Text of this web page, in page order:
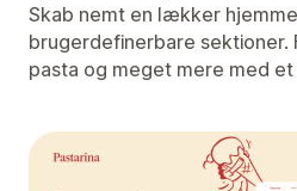
Skab nemt en lækker
brugerdefinerbare sektioner.
pasta og meget mere med